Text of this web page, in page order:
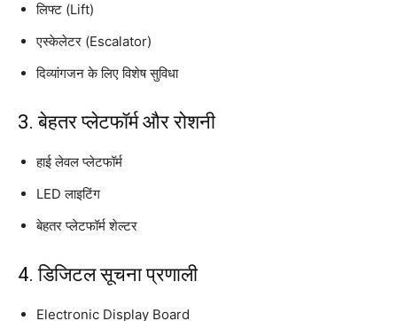
लिफ्ट (Lift)
एस्केलेटर (Escalator)
दिव्यांगजन के लिए विशेष सुविधा
3. बेहतर प्लेटफॉर्म और रोशनी
हाई लेवल प्लेटफॉर्म
LED लाइटिंग
बेहतर प्लेटफॉर्म शेल्टर
4. डिजिटल सूचना प्रणाली
Electronic Display Board